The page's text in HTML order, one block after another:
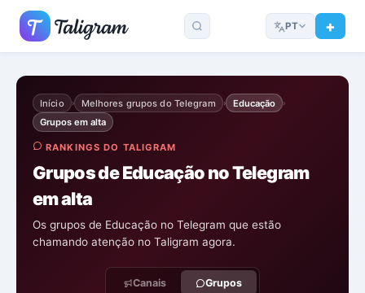
PT
Início › Melhores grupos do Telegram › Educação ›
Grupos em alta
RANKINGS DO TALIGRAM
Grupos de Educação no Telegram
em alta
Os grupos de Educação no Telegram que estão
chamando atenção no Taligram agora.
Canais Grupos